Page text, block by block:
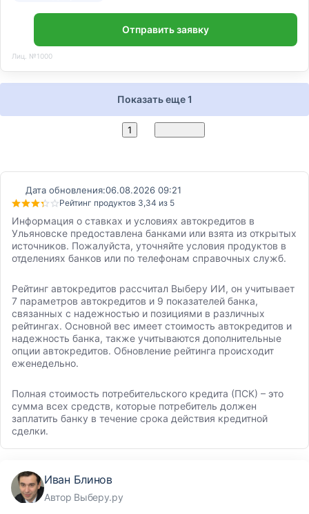
Отправить заявку
Лиц. №1000
Показать еще 1
1
Дата обновления:06.08.2026 09:21
Рейтинг продуктов 3,34 из 5
Информация о ставках и условиях автокредитов в
Ульяновске предоставлена банками или взята из открытых
источников. Пожалуйста, уточняйте условия продуктов в
отделениях банков или по телефонам справочных служб.
Рейтинг автокредитов рассчитал Выберу ИИ, он учитывает
7 параметров автокредитов и 9 показателей банка,
связанных с надежностью и позициями в различных
рейтингах. Основной вес имеет стоимость автокредитов и
надежность банка, также учитываются дополнительные
опции автокредитов. Обновление рейтинга происходит
еженедельно.
Полная стоимость потребительского кредита (ПСК) – это
сумма всех средств, которые потребитель должен
заплатить банку в течение срока действия кредитной
сделки.
Иван Блинов
Автор Выберу.ру